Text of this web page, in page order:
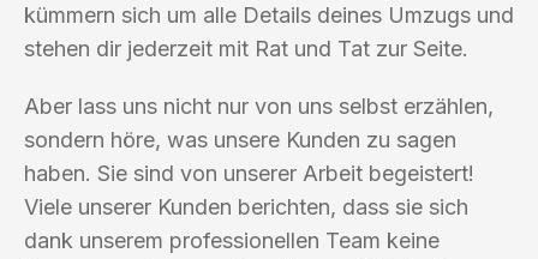
kümmern sich um alle Details deines Umzugs und
stehen dir jederzeit mit Rat und Tat zur Seite.
Aber lass uns nicht nur von uns selbst erzählen,
sondern höre, was unsere Kunden zu sagen
haben. Sie sind von unserer Arbeit begeistert!
Viele unserer Kunden berichten, dass sie sich
dank unserem professionellen Team keine